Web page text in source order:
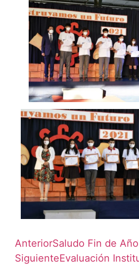
AnteriorSaludo Fin de
SiguienteEvaluación